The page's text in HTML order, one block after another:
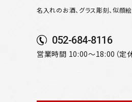
名入れのお酒、グラス彫刻、似
052-684-8116
営業時間 10:00～18:00（定